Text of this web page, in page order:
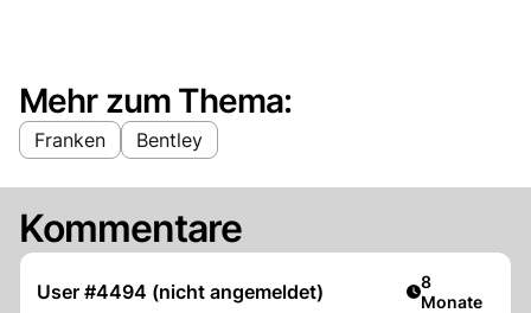
Mehr zum Thema:
Franken Bentley
Kommentare
User #4494 (nicht angemeldet) Artikel
8
Monate